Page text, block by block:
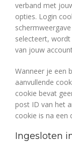
verband met
opties. Login
selecteert,
van jouw
Wanneer je een
aanvullende
cookie bevat
post ID van het
cookie is na een
Ingesloten